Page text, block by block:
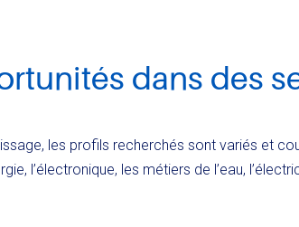
dans des
les profils recherchés sont variés et
l’électronique, les métiers de l’eau,